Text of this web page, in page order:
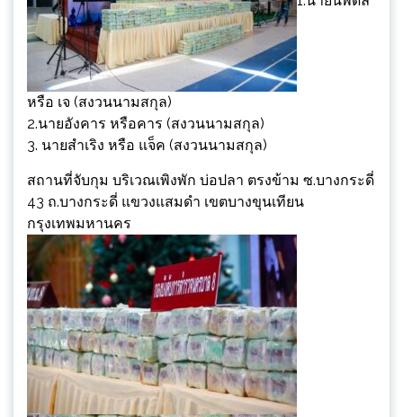
หรือ เจ (สงวนนามสกุล)
2.นายอังคาร หรือคาร (สงวนนามสกุล)
3. นายสำเริง หรือ แจ็ค (สงวนนามสกุล)
สถานที่จับกุม บริเวณเพิงพัก บ่อปลา ตรงข้าม ซ.บางกระดี่
43 ถ.บางกระดี่ แขวงแสมดำ เขตบางขุนเทียน
กรุงเทพมหานคร